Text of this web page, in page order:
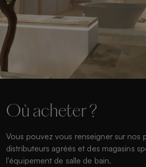
Où acheter ?
Vous pouvez vous renseigner sur nos
distributeurs agréés et des magasins
l'équipement de salle de bain.